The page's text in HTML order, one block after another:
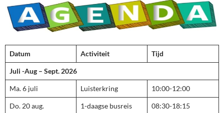
Datum Activiteit Tijd
Juli -Aug – Sept. 2026
Ma. 6 juli Luisterkring 10:00-12:00
Do. 20 aug. 1-daagse busreis 08:30-18:15